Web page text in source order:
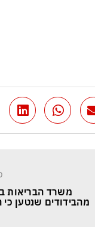
מהבידודים שנטען כי